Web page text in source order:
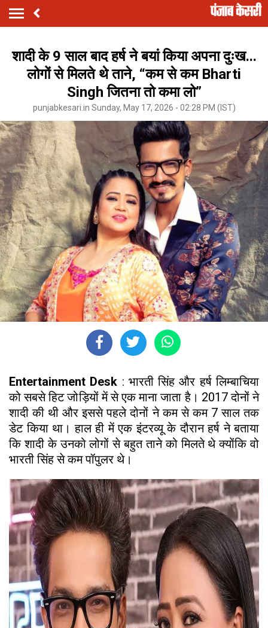
शादी के 9 साल बाद हर्ष ने बयां किया अपना दुःख...
लोगों से मिलते थे ताने, “कम से कम Bharti
Singh जितना तो कमा लो”
punjabkesari.in Sunday, May 17, 2026 - 02:28 PM (IST)
Entertainment Desk : भारती सिंह और हर्ष लिम्बाचिया
को सबसे हिट जोड़ियों में से एक माना जाता है। 2017 दोनों ने
शादी की थी और इससे पहले दोनों ने कम से कम 7 साल तक
डेट किया था। हाल ही में एक इंटरव्यू के दौरान हर्ष ने बताया
कि शादी के उनको लोगों से बहुत ताने को मिलते थे क्योंकि वो
भारती सिंह से कम पॉपुलर थे।